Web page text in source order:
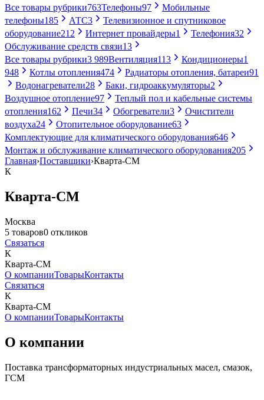
Все товары рубрики763Телефоны97
Мобильные
телефоны185 АТС3
Телевизионное и спутниковое
оборудование212 Интернет провайдеры1 Телефония32
Обслуживание средств связи13
Все товары рубрики3 989Вентиляция113 Кондиционеры1
948
Котлы отопления474 Радиаторы отопления, батареи91
Водонагреватели28 Баки, гидроаккумуляторы2
Воздушное отопление97
Теплый пол и кабельные системы
отопления162 Печи34 Обогреватели3
Очистители
воздуха24 Отопительное оборудование63
Комплектующие для климатического оборудования646
Монтаж и обслуживание климатического оборудования205
Главная›Поставщики›Кварта-СМ
К
Кварта-СМ
Москва
5 товаров0 откликов
Связаться
К
Кварта-СМ
О компанииТоварыКонтакты
Связаться
К
Кварта-СМ
О компанииТоварыКонтакты
О компании
Поставка трансформаторных индустриальных масел, смазок,
ГСМ